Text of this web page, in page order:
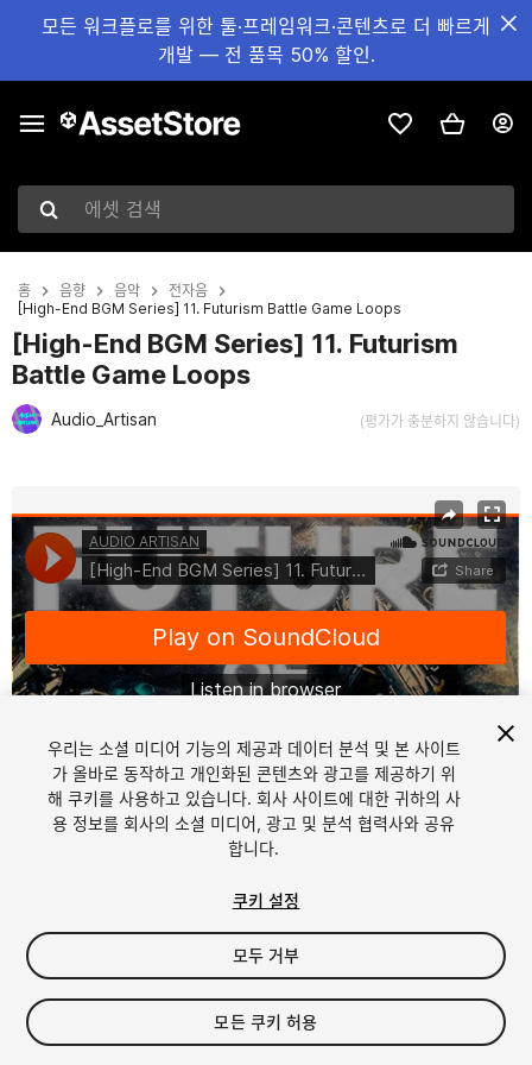
모든 워크플로를 위한 툴·프레임워크·콘텐츠로 더 빠르게
개발 — 전 품목 50% 할인.
에셋 검색
홈 음향 음악
전자음
[High-End BGM Series] 11. Futurism Battle Game Loops
[High-End BGM Series] 11. Futurism
Battle Game Loops
Audio_Artisan (평가가 충분하지 않습니다)
1/ 2
$5.99
세금/부가세는 결제 시 반영됩니다.
우리는 소셜 미디어 기능의 제공과 데이터 분석 및 본 사이트
가 올바로 동작하고 개인화된 콘텐츠와 광고를 제공하기 위
해 쿠키를 사용하고 있습니다. 회사 사이트에 대한 귀하의 사
용 정보를 회사의 소셜 미디어, 광고 및 분석 협력사와 공유
합니다.
쿠키 설정
모두 거부
모든 쿠키 허용